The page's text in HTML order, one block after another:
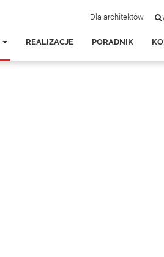
Dla architektów
REALIZACJE PORADNIK